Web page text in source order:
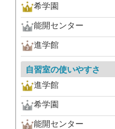
希学園
能開センター
進学館
自習室の使いやすさ
進学館
希学園
能開センター